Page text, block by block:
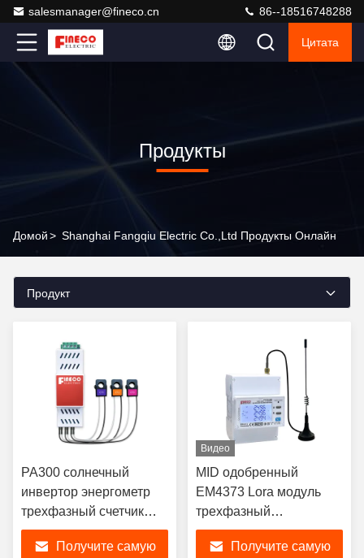
salesmanager@fineco.cn 86--18516748288
Цитата
Продукты
Домой> Shanghai Fangqiu Electric Co.,ltd Продукты Онлайн
Продукт
PA300 солнечный
инвертор энергометр
трехфазный счетчик
мощности
использование для
Получите самую
Видео
MID одобренный
EM4373 Lora модуль
трехфазный
анализатор качества
мощностиПолучите самую